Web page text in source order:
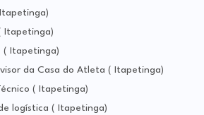
Itapetinga)
( Itapetinga)
da Casa do Atleta ( Itapetinga)
( Itapetinga)
logística ( Itapetinga)